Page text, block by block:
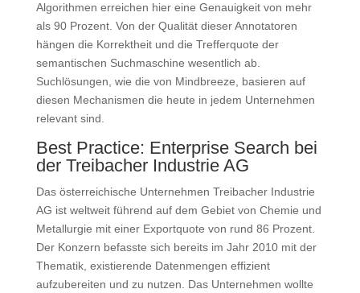
Algorithmen erreichen hier eine Genauigkeit von mehr
als 90 Prozent. Von der Qualität dieser Annotatoren
hängen die Korrektheit und die Trefferquote der
semantischen Suchmaschine wesentlich ab.
Suchlösungen, wie die von Mindbreeze, basieren auf
diesen Mechanismen die heute in jedem Unternehmen
relevant sind.
Best Practice: Enterprise Search bei
der Treibacher Industrie AG
Das österreichische Unternehmen Treibacher Industrie
AG ist weltweit führend auf dem Gebiet von Chemie und
Metallurgie mit einer Exportquote von rund 86 Prozent.
Der Konzern befasste sich bereits im Jahr 2010 mit der
Thematik, existierende Datenmengen effizient
aufzubereiten und zu nutzen. Das Unternehmen wollte